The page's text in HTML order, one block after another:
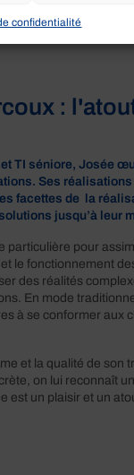
confidentialité
:
et TI séniore, Josée
Ses
facettes de la
jusqu’à leur
particulière pour
le fonctionnement
des réalités
En mode
à se conformer aux
et la qualité de son
on lui reconnaît
est un plaisir et un